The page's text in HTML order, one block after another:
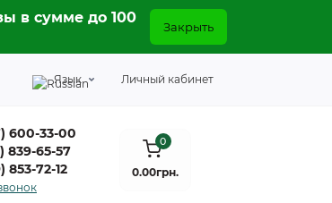
в сумме до 100
Закрыть
Язык Личный кабинет
600-33-00
839-65-57
853-72-12
0
0.00грн.